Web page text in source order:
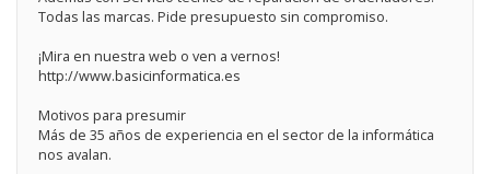
Todas las marcas. Pide presupuesto sin compromiso.
¡Mira en nuestra web o ven a vernos!
http://www.basicinformatica.es
Motivos para presumir
Más de 35 años de experiencia en el sector de la informática
nos avalan.